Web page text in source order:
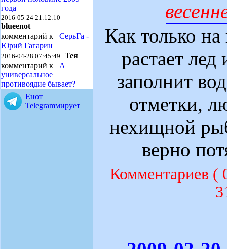
года
2016-05-24 21:12:10
blueenot
комментарий к СерьГа -
Юрий Гагарин
2016-04-28 07:45:49 Тея
комментарий к А
универсальное
противоядие бывает?
Енот
Telegramмирует
Как только
растает лед
заполнит
отметки,
нехищной
верно